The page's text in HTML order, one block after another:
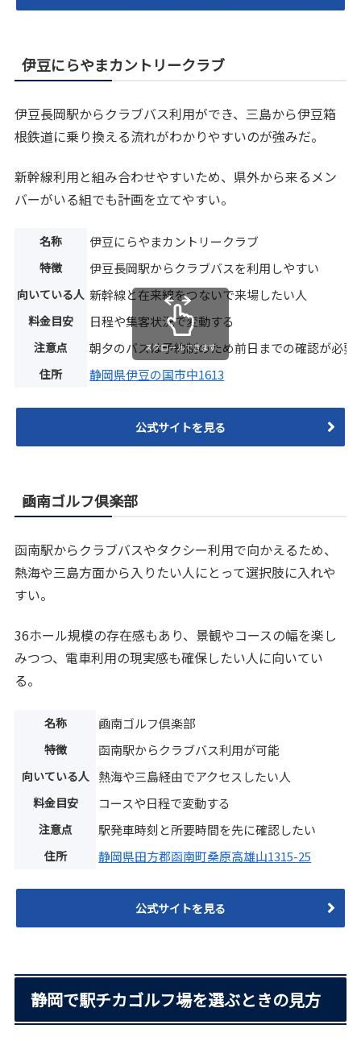
伊豆にらやまカントリークラブ
伊豆長岡駅からクラブバス利用ができ、三島から伊豆箱
根鉄道に乗り換える流れがわかりやすいのが強みだ。
新幹線利用と組み合わせやすいため、県外から来るメン
バーがいる組でも計画を立てやすい。
名称 伊豆にらやまカントリークラブ
特徴 伊豆長岡駅からクラブバスを利用しやすい
向いている人 新幹線と在来線をつないで来場したい人
料金目安 日程や集客状況で変動する
注意点 朝夕のバスは予約制のため前日までの確認が必要
住所 静岡県伊豆の国市中1613
スクロールできます
公式サイトを見る
凾南ゴルフ倶楽部
函南駅からクラブバスやタクシー利用で向かえるため、
熱海や三島方面から入りたい人にとって選択肢に入れや
すい。
36ホール規模の存在感もあり、景観やコースの幅を楽し
みつつ、電車利用の現実感も確保したい人に向いてい
る。
名称 凾南ゴルフ倶楽部
特徴 函南駅からクラブバス利用が可能
向いている人 熱海や三島経由でアクセスしたい人
料金目安 コースや日程で変動する
注意点 駅発車時刻と所要時間を先に確認したい
住所 静岡県田方郡函南町桑原高雄山1315-25
公式サイトを見る
静岡で駅チカゴルフ場を選ぶときの見方